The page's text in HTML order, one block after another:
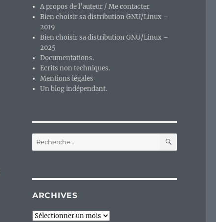
A propos de l’auteur / Me contacter
Bien choisir sa distribution GNU/Linux –
2019
Bien choisir sa distribution GNU/Linux –
2025
Documentations.
Ecrits non techniques.
Mentions légales
Un blog indépendant.
Recherche
pour :
ARCHIVES
Archives